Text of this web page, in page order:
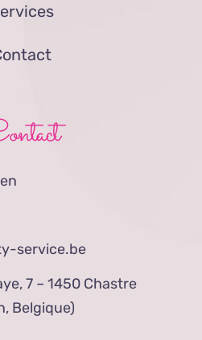
service.be
7 – 1450 Chastre
Belgique)